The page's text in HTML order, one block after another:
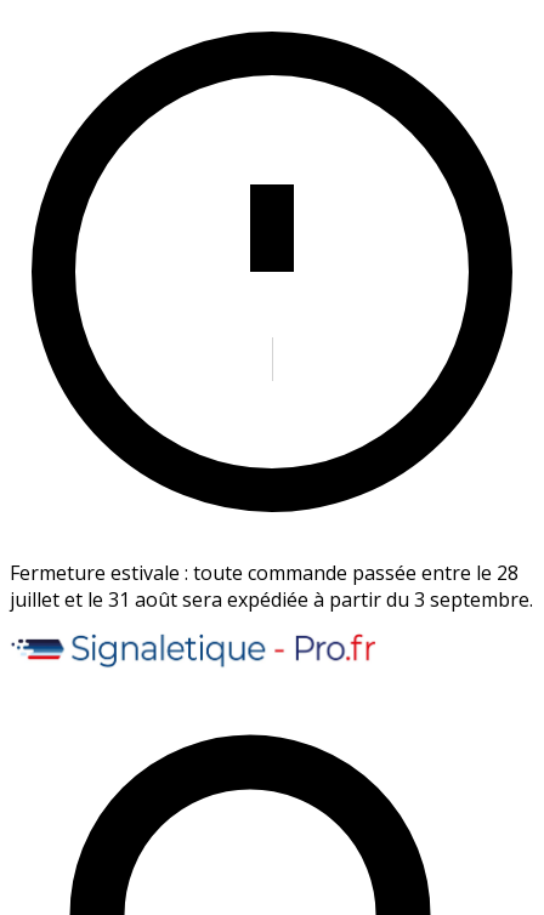
Fermeture estivale : toute commande passée entre le 28
juillet et le 31 août sera expédiée à partir du 3 septembre.